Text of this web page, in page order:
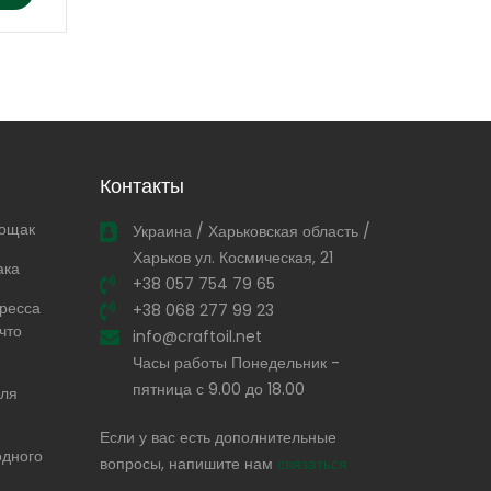
Контакты
Украина / Харьковская область /
Харьков ул. Космическая, 21
+38 057 754 79 65
+38 068 277 99 23
info@craftoil.net
Часы работы Понедельник -
пятница с 9.00 до 18.00
Если у вас есть дополнительные
вопросы, напишите нам связаться